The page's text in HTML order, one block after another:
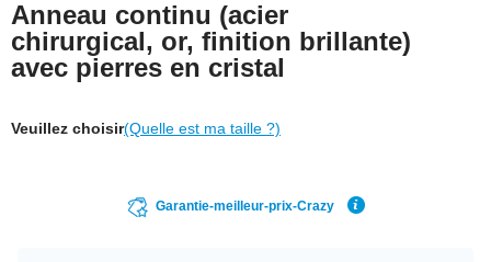
Anneau continu (acier
chirurgical, or, finition brillante)
avec pierres en cristal
Veuillez choisir(Quelle est ma taille ?)
Garantie-meilleur-prix-Crazy